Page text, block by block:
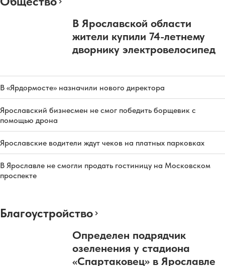
В Ярославской области
жители купили 74-летнему
дворнику электровелосипед
В «Ярдормосте» назначили нового директора
Ярославский бизнесмен не смог победить борщевик с
помощью дрона
Ярославские водители ждут чеков на платных парковках
В Ярославле не смогли продать гостиницу на Московском
проспекте
Благоустройство
Определен подрядчик
озеленения у стадиона
«Спартаковец» в Ярославле